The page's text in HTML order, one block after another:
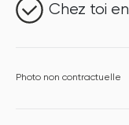
Chez toi
Photo non contractuelle